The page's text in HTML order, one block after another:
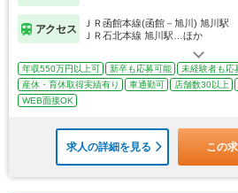
アクセス
ＪＲ函館本線(函館－旭川) 旭川駅
ＪＲ石北本線 旭川駅…ほか
年収550万円以上可 新卒も応募可能 未経験者も応
産休・育休取得実績有り
車通勤可 店舗数30以上
WEB面接OK
求人の詳細を見る この